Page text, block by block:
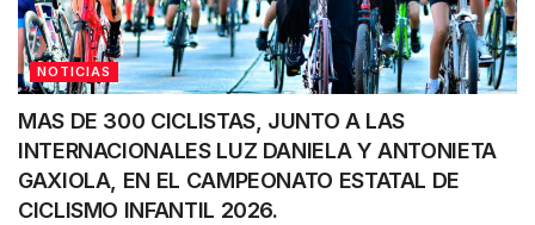
NOTICIAS
MAS DE 300 CICLISTAS, JUNTO A LAS
INTERNACIONALES LUZ DANIELA Y ANTONIETA
GAXIOLA, EN EL CAMPEONATO ESTATAL DE
CICLISMO INFANTIL 2026.